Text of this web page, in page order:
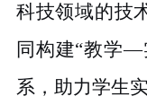
科技领域的技
同构建“教学
系，助力学生